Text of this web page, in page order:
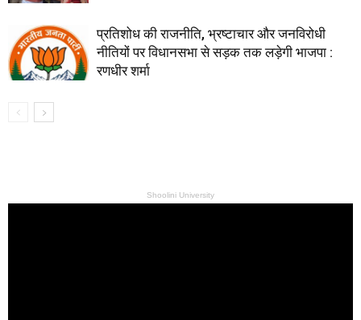
प्रतिशोध की राजनीति, भ्रष्टाचार और जनविरोधी
नीतियों पर विधानसभा से सड़क तक लड़ेगी भाजपा :
रणधीर शर्मा
Shoolini University